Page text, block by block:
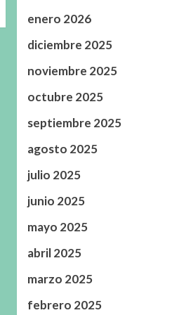
enero 2026
diciembre 2025
noviembre 2025
octubre 2025
septiembre 2025
agosto 2025
julio 2025
junio 2025
mayo 2025
abril 2025
marzo 2025
febrero 2025